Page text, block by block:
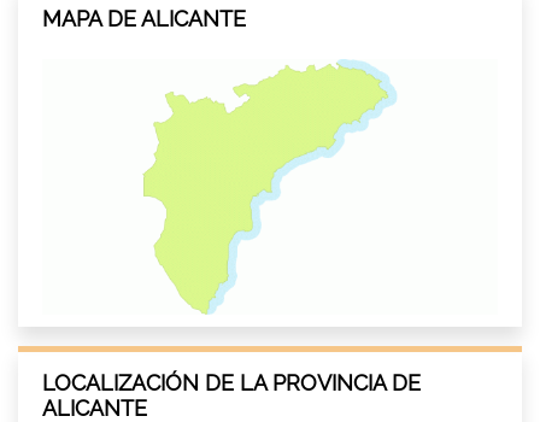
MAPA DE ALICANTE
LOCALIZACIÓN DE LA PROVINCIA DE
ALICANTE